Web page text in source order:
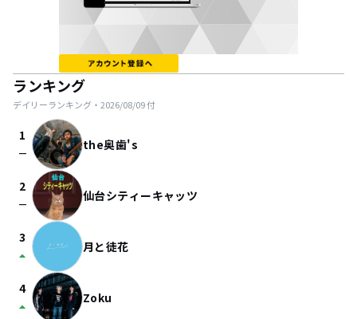
ランキング
デイリーランキング・ 2026/08/09付
1
check_indeterminate_small the奥歯's
2
check_indeterminate_small 仙台シティーキャッツ
3
arrow_drop_up 月と徒花
4
arrow_drop_up Zoku